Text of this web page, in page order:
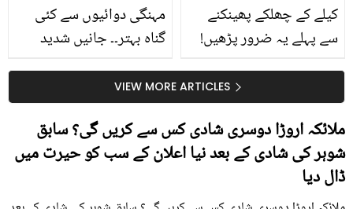
مہنگی دوائیوں سے کئی
گناہ بہتر۔۔ جانیں شدید
کیوں کھانا چاہیے؟
کیلے کے چھلکے پھینکنے
سے پہلے یہ ضرور پڑھیں!
سستا اور قدرتی حلVIEW MORE ARTICLES
ملائکہ اروڑا دوسری شادی کس سے کریں گی؟ سابق
شوہر کی شادی کے بعد نیا اعلان کے سب کو حیرت میں
ڈال دیا